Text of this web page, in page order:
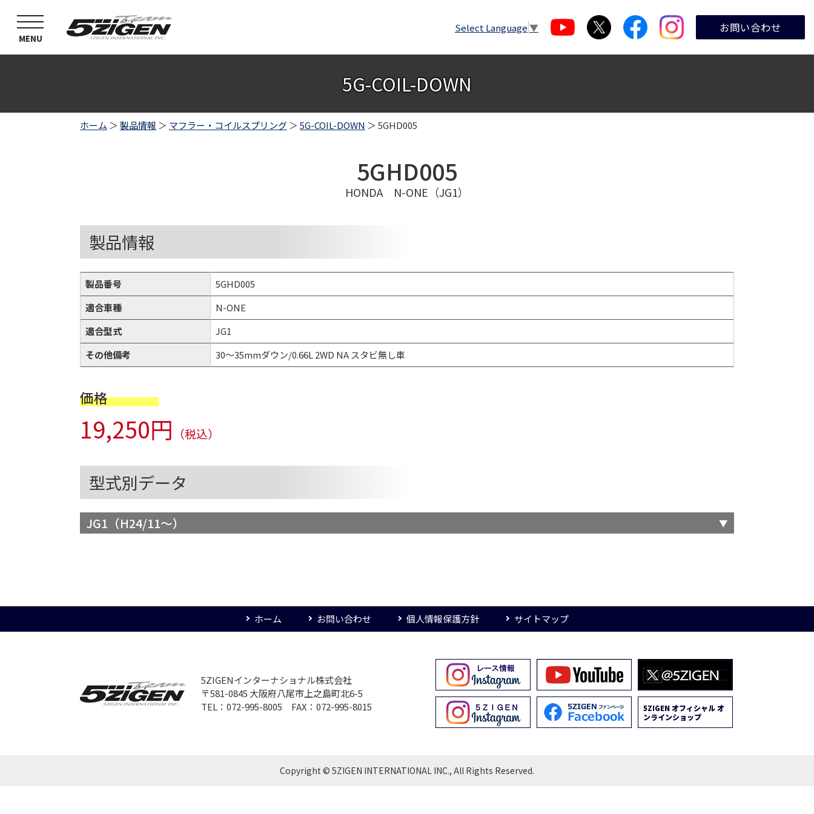
toggle
navigation
MENU
Select Language ▼ お問い合わせ
5G-COIL-DOWN
ホーム ＞製品情報 ＞ マフラー・コイルスプリング ＞5G-COIL-DOWN ＞ 5GHD005
5GHD005
HONDA N-ONE（JG1）
製品情報
製品番号
5GHD005
適合車種
N-ONE
適合型式
JG1
その他備考
30～35mmダウン/0.66L 2WD NA スタビ無し車
価格
19,250円 （税込）
型式別データ
JG1（H24/11～）
ホーム お問い合わせ 個人情報保護方針 サイトマップ
5ZIGENインターナショナル株式会社
〒581-0845 大阪府八尾市上之島町北6-5
TEL：072-995-8005 FAX：072-995-8015
5ZIGEN オフィシャル オ
ンラインショップ
Copyright © 5ZIGEN INTERNATIONAL INC., All Rights Reserved.